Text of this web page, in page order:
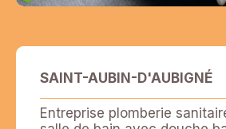
SAINT-AUBIN-D'AUBIGNÉ
Entreprise plomberie